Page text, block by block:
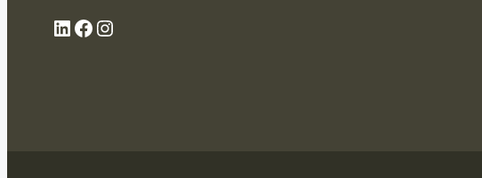
LinkedIn
Facebook
Instagram